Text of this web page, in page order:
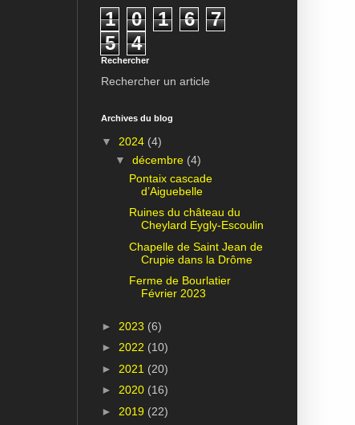
1 0 1 6
7
5
4
Rechercher
Rechercher un article
Archives du blog
▼ 2024 (4)
▼ décembre (4)
Pontaix cascade
d’Aiguebelle
Ruines du château du
Cheylard Eygly-Escoulin
Chapelle de Saint Jean de
Crupie dans la Drôme
Ferme de Bourlatier
Février 2023
► 2023 (6)
► 2022 (10)
► 2021 (20)
► 2020 (16)
► 2019 (22)